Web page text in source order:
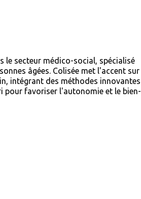
le secteur médico-social, spécialisé
âgées. Colisée met l'accent sur
intégrant des méthodes innovantes
pour favoriser l'autonomie et le bien-